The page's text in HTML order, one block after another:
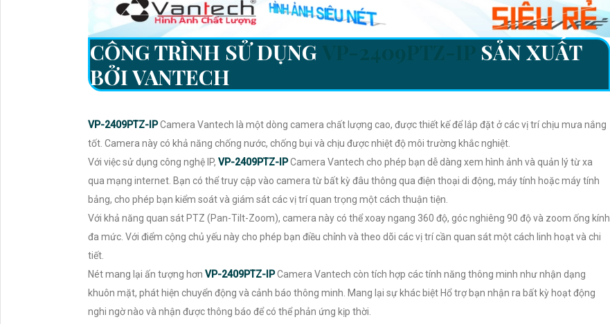
CÔNG TRÌNH SỬ DỤNG
SẢN XUẤT
BỞI VANTECH
VP-2409PTZ-IPCamera Vantech là một dòng camera chất lượng cao, được thiết kế để lắp đặt ở các vị trí chịu mưa nắng
tốt. Camera này có khả năng chống nước, chống bụi và chịu được nhiệt độ môi trường khắc nghiệt.
Với việc sử dụng công nghệ IP, VP-2409PTZ-IPCamera Vantech cho phép bạn dễ dàng xem hình ảnh và quản lý từ xa
qua mạng internet. Bạn có thể truy cập vào camera từ bất kỳ đâu thông qua điện thoại di động, máy tính hoặc máy tính
bảng, cho phép bạn kiểm soát và giám sát các vị trí quan trọng một cách thuận tiện.
Với khả năng quan sát PTZ (Pan-Tilt-Zoom), camera này có thể xoay ngang 360 độ, góc nghiêng 90 độ và zoom ống kính
đa mức. Với điểm cộng chủ yếu này cho phép bạn điều chỉnh và theo dõi các vị trí cần quan sát một cách linh hoạt và chi
tiết.
Nét mang lại ấn tượng hơn VP-2409PTZ-IPCamera Vantech còn tích hợp các tính năng thông minh như nhận dạng
khuôn mặt, phát hiện chuyển động và cảnh báo thông minh. Mang lại sự khác biệt Hổ trợ bạn nhận ra bất kỳ hoạt động
nghi ngờ nào và nhận được thông báo để có thể phản ứng kịp thời.